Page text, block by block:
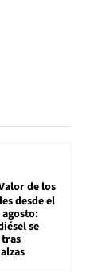
de los
desde el
agosto:
se